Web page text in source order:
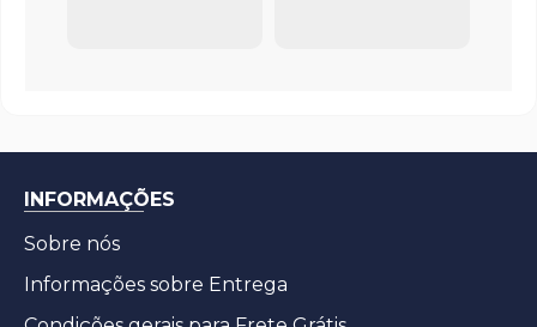
INFORMAÇÕES
Sobre nós
Informações sobre Entrega